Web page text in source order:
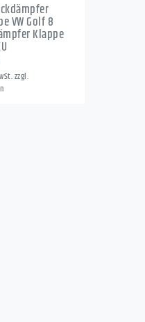
VW Golf 8
Klappe
zzgl.